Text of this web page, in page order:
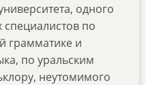
одного
специалистов по
грамматике и
по уральским
неутомимого